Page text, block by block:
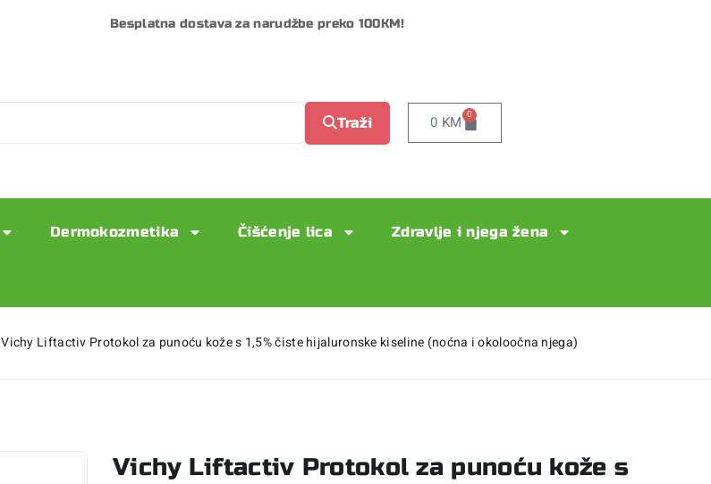
Besplatna dostava za narudžbe preko 100KM!
Traži 0 KM 0
Dermokozmetika Čišćenje lica Zdravlje i njega žena
Vichy Liftactiv Protokol za punoću kože s 1,5% čiste hijaluronske kiseline (noćna i okoloočna njega)
Vichy Liftactiv Protokol za punoću kože s